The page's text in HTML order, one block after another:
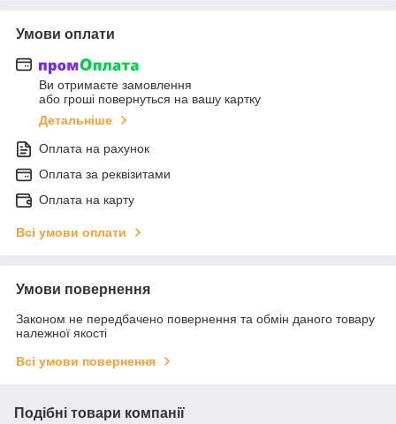
Умови оплати
Ви отримаєте замовлення
або гроші повернуться на вашу картку
Детальніше
Оплата на рахунок
Оплата за реквізитами
Оплата на карту
Всі умови оплати
Умови повернення
Законом не передбачено повернення та обмін даного товару
належної якості
Всі умови повернення
Подібні товари компанії